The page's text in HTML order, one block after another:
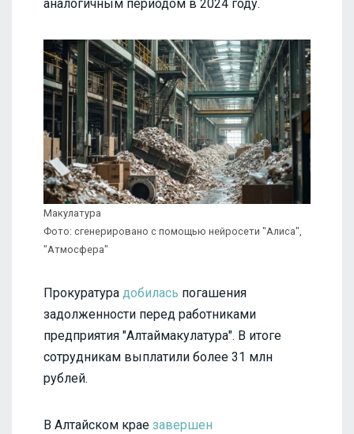
аналогичным периодом в 2024 году.
Макулатура
Фото: сгенерировано с помощью нейросети "Алиса",
"Атмосфера"
Прокуратура добилась погашения
задолженности перед работниками
предприятия "Алтаймакулатура". В итоге
сотрудникам выплатили более 31 млн
рублей.
В Алтайском крае завершен